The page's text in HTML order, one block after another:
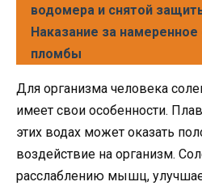
водомера и снятой
Наказание за намеренное
пломбы
Для организма человека
имеет свои особенности.
этих водах может оказать
воздействие на организм.
расслаблению мышц,